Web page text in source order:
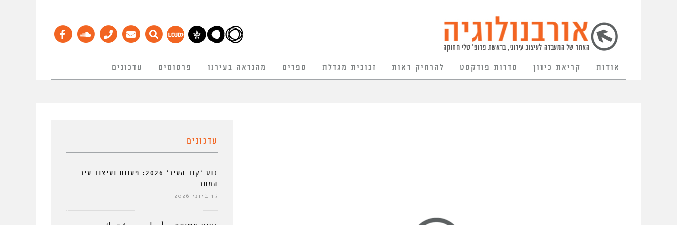
אודות קריאת כיוון סדרות פודקסט להרחיק ראות זכוכית מגדלת ספרים מהנראה בעירנו פרסומים עדכונים
עדכונים
כנס ‘קוד העיר’ 2026: פענוח ועיצוב עיר
המחר
15 ביוני 2026